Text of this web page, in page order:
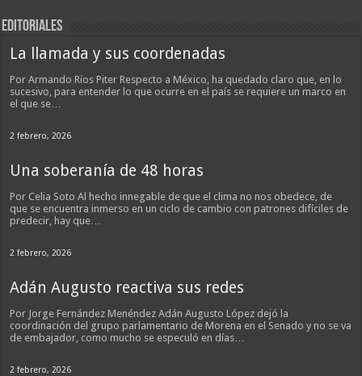
EDITORIALES
La llamada y sus coordenadas
Por Armando Ríos Piter Respecto a México, ha quedado claro que, en lo
sucesivo, para entender lo que ocurre en el país se requiere un marco en
el que se…
2 febrero, 2026
Una soberanía de 48 horas
Por Celia Soto Al hecho innegable de que el clima no nos obedece, de
que se encuentra inmerso en un ciclo de cambio con patrones difíciles de
predecir, hay que…
2 febrero, 2026
Adán Augusto reactiva sus redes
Por Jorge Fernández Menéndez Adán Augusto López dejó la
coordinación del grupo parlamentario de Morena en el Senado y no se va
de embajador, como mucho se especuló en días…
2 febrero, 2026